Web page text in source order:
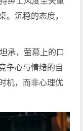
。沉稳的态度，
承，萤幕上的口
争心与情绪的自
机，而非心理优